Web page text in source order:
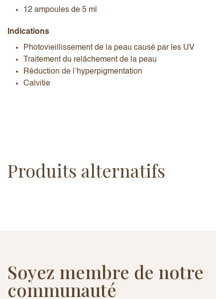
12 ampoules de 5 ml
Indications
Photovieillissement de la peau causé par les UV
Traitement du relâchement de la peau
Réduction de l’hyperpigmentation
Calvitie
Produits alternatifs
Soyez membre de notre
communauté